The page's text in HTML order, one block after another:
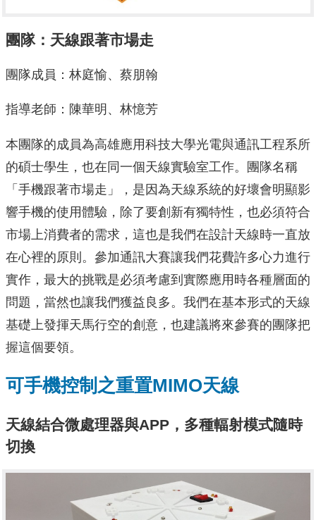
團隊：天線跟著市場走
團隊成員：林庭愉、蔡朋翰
指導老師：陳華明、林憶芳
本團隊的成員為高雄應用科技大學光電與通訊工程系所
的碩士學生，也在同一個天線實驗室工作。團隊名稱
「手機跟著市場走」，是因為天線系統的好壞會明顯影
響手機的使用體驗，除了要創新有獨特性，也必須符合
市場上消費者的需求，這也是我們在設計天線時一直放
在心裡的原則。參加通訊大賽讓我們花費許多心力進行
實作，最大的挑戰是必須考慮到實際應用時各種層面的
問題，當然也讓我們獲益良多。我們在基本形式的天線
基礎上發揮天馬行空的創意，也建議將來參賽的團隊把
握這個要領。
可手機控制之重置MIMO天線
天線結合微處理器與APP，多種輻射模式隨時
切換